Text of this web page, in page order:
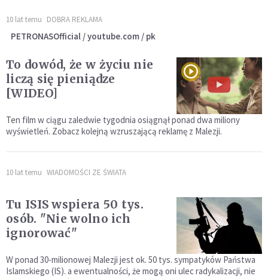
10 lat temu DOBRA REKLAMA
PETRONASOfficial / youtube.com / pk
To dowód, że w życiu nie
liczą się pieniądze
[WIDEO]
Ten film w ciągu zaledwie tygodnia osiągnął ponad dwa miliony
wyświetleń. Zobacz kolejną wzruszającą reklamę z Malezji.
10 lat temu WIADOMOŚCI ZE ŚWIATA
Tu ISIS wspiera 50 tys.
osób. "Nie wolno ich
ignorować"
W ponad 30-milionowej Malezji jest ok. 50 tys. sympatyków Państwa
Islamskiego (IS). a ewentualności, że mogą oni ulec radykalizacji, nie